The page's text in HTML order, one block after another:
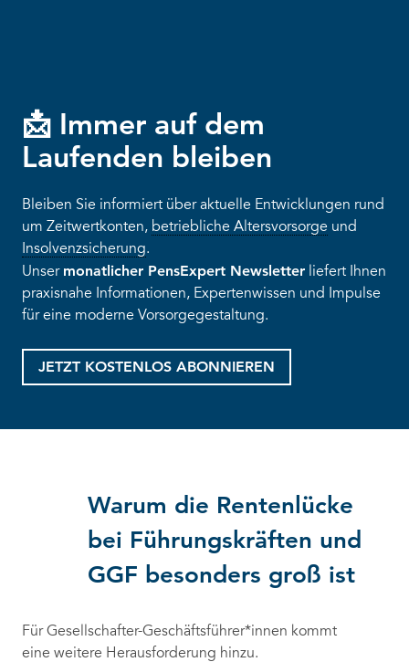
📩 Immer auf dem
Laufenden bleiben
Bleiben Sie informiert über aktuelle Entwicklungen rund
um Zeitwertkonten, betriebliche Altersvorsorge und
Insolvenzsicherung.
Unser monatlicher PensExpert Newsletter liefert Ihnen
praxisnahe Informationen, Expertenwissen und Impulse
für eine moderne Vorsorgegestaltung.
JETZT KOSTENLOS ABONNIEREN
Warum die Rentenlücke
bei Führungskräften und
GGF besonders groß ist
Für Gesellschafter-Geschäftsführer*innen kommt
eine weitere Herausforderung hinzu.